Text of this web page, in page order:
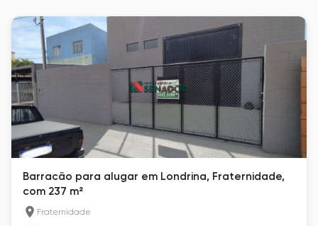
Barracão para alugar em Londrina, Fraternidade,
com 237 m²
Fraternidade